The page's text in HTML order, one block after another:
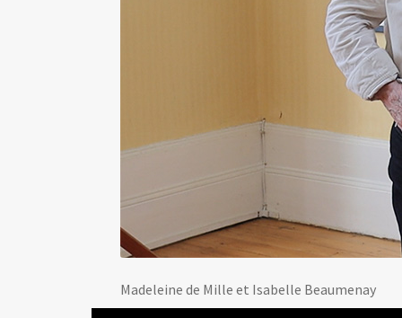
Madeleine de Mille et Isabelle Beaumenay